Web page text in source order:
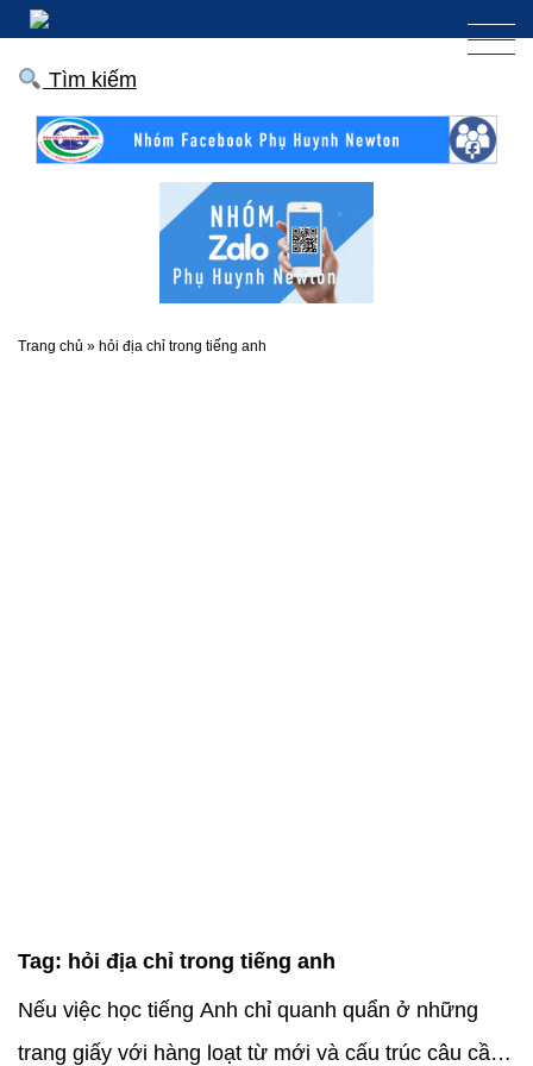
Tìm kiếm
Trang chủ » hỏi địa chỉ trong tiếng anh
Tag: hỏi địa chỉ trong tiếng anh
Nếu việc học tiếng Anh chỉ quanh quẩn ở những
trang giấy với hàng loạt từ mới và cấu trúc câu cần